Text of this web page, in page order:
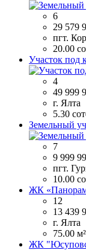
6
29 579
пгт.
20.00
Участок под
4
49 999
г. Ялта
5.30
Земельный
7
9 999
пгт.
10.00
ЖК
12
13 439
г. Ялта
75.00 м²
ЖК